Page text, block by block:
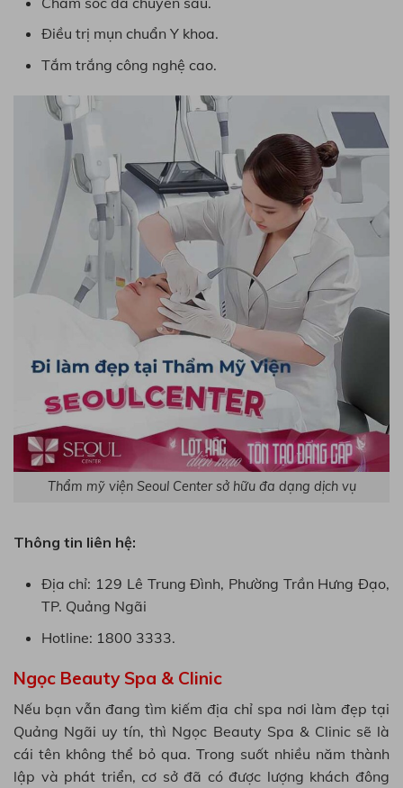
Điều trị mụn chuẩn Y khoa.
Tắm trắng công nghệ cao.
Thẩm mỹ viện Seoul Center sở hữu đa dạng dịch vụ
Thông tin liên hệ:
Địa chỉ: 129 Lê Trung Đình, Phường Trần Hưng Đạo,
TP. Quảng Ngãi
Hotline: 1800 3333.
Ngọc Beauty Spa & Clinic
Nếu bạn vẫn đang tìm kiếm địa chỉ spa nơi làm đẹp tại
Quảng Ngãi uy tín, thì Ngọc Beauty Spa & Clinic sẽ là
cái tên không thể bỏ qua. Trong suốt nhiều năm thành
lập và phát triển, cơ sở đã có được lượng khách đông